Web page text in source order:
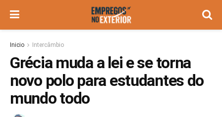
Inicio Intercâmbio
Grécia muda a lei e se torna
novo polo para estudantes do
mundo todo